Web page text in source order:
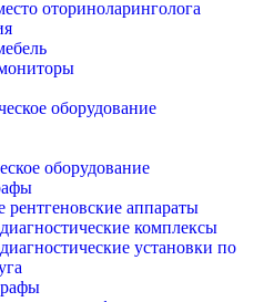
оториноларинголога
оборудование
оборудование
рентгеновские аппараты
комплексы
установки по